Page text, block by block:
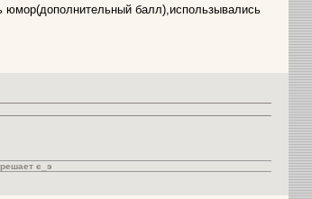
юмор(дополнительный балл),использывались
є_э